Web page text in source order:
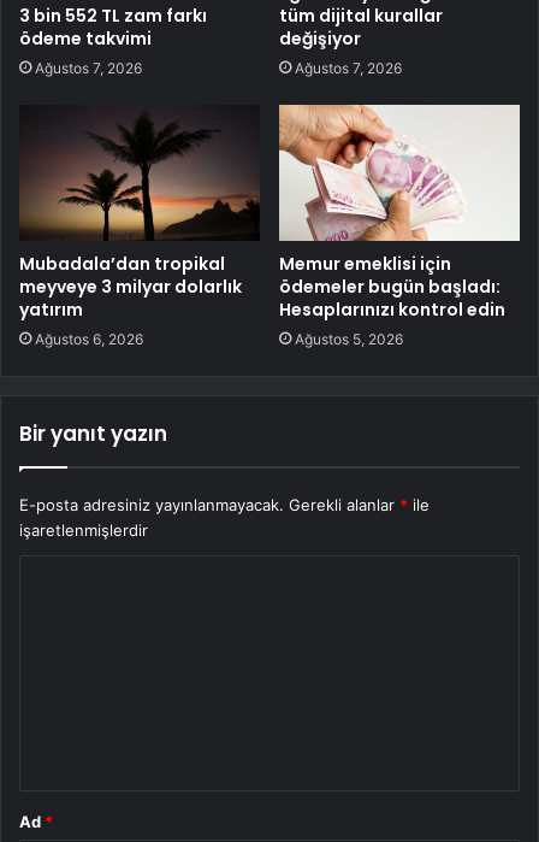
3 bin 552 TL zam farkı
ödeme takvimi
Ağustos 7, 2026
tüm dijital kurallar
değişiyor
Ağustos 7, 2026
Mubadala’dan tropikal
meyveye 3 milyar dolarlık
yatırım
Ağustos 6, 2026
Memur emeklisi için
ödemeler bugün başladı:
Hesaplarınızı kontrol edin
Ağustos 5, 2026
Bir yanıt yazın
E-posta adresiniz yayınlanmayacak. Gerekli alanlar * ile
işaretlenmişlerdir
Ad *